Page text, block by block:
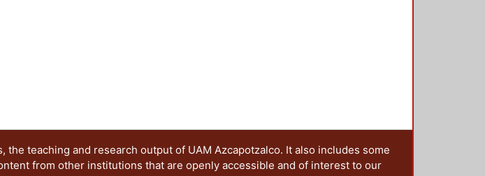
teaching and research output of UAM Azcapotzalco. It also includes some
from other institutions that are openly accessible and of interest to our